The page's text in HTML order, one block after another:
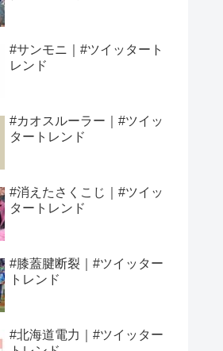
#サンモニ｜#ツイッタート
レンド
#カオスルーラー｜#ツイッ
タートレンド
#消えたさくこじ｜#ツイッ
タートレンド
#膝蓋腱断裂｜#ツイッター
トレンド
#北海道電力｜#ツイッター